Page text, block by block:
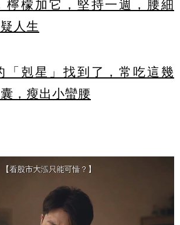
檬加它，堅持一週，腰細
人生
剋星」找到了，常吃這幾
，瘦出小蠻腰